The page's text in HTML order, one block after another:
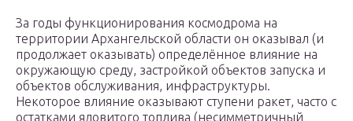
За годы функционирования космодрома на
территории Архангельской области он оказывал (и
продолжает оказывать) определённое влияние на
окружающую среду, застройкой объектов запуска и
объектов обслуживания, инфраструктуры.
Некоторое влияние оказывают ступени ракет, часто с
остатками ядовитого топлива (несимметричный